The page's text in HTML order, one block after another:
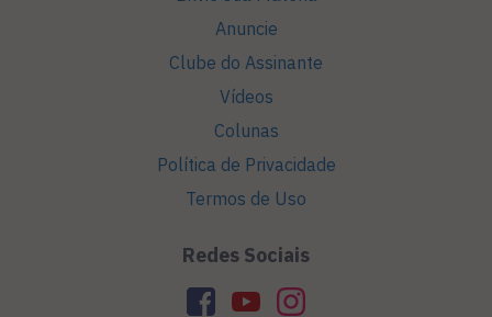
Anuncie
Clube do Assinante
Vídeos
Colunas
Política de Privacidade
Termos de Uso
Redes Sociais